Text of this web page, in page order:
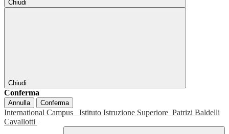
Chiudi
Chiudi
Conferma
Annulla Conferma
International Campus Istituto Istruzione Superiore Patrizi Baldelli
Cavallotti